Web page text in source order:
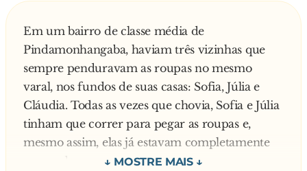
Em um bairro de classe média de
Pindamonhangaba, haviam três vizinhas que
sempre penduravam as roupas no mesmo
varal, nos fundos de suas casas: Sofia, Júlia e
Cláudia. Todas as vezes que chovia, Sofia e Júlia
tinham que correr para pegar as roupas e,
mesmo assim, elas já estavam completamente